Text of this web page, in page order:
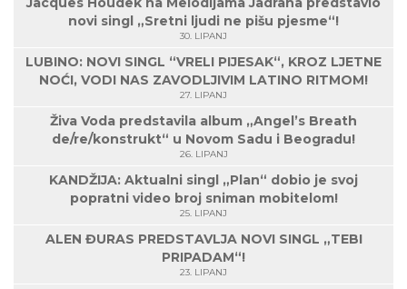
novi singl „Sretni ljudi ne pišu pjesme“!
30. LIPANJ
LUBINO: NOVI SINGL “VRELI PIJESAK“, KROZ LJETNE
NOĆI, VODI NAS ZAVODLJIVIM LATINO RITMOM!
27. LIPANJ
Živa Voda predstavila album „Angel’s Breath
de/re/konstrukt“ u Novom Sadu i Beogradu!
26. LIPANJ
KANDŽIJA: Aktualni singl „Plan“ dobio je svoj
popratni video broj sniman mobitelom!
25. LIPANJ
ALEN ĐURAS PREDSTAVLJA NOVI SINGL „TEBI
PRIPADAM“!
23. LIPANJ